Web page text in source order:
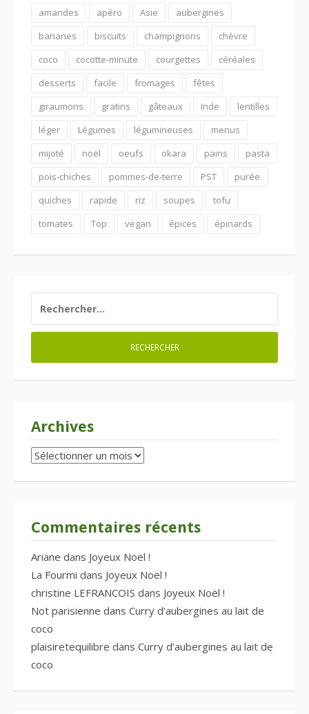
amandes apéro Asie
aubergines
bananes
biscuits champignons
chèvre
coco
cocotte-minute courgettes
céréales
desserts
facile fromages
fêtes
giraumons
gratins gâteaux Inde
lentilles
léger
Légumes légumineuses
menus
mijoté
noël oeufs okara pains
pasta
pois-chiches
pommes-de-terre PST
purée
quiches
rapide riz soupes
tofu
tomates
Top vegan épices épinards
Archives
Archives
Commentaires récents
Ariane dans Joyeux Noël !
La Fourmi dans Joyeux Noël !
christine LEFRANCOIS dans Joyeux Noël !
Not parisienne dans Curry d’aubergines au lait de
coco
plaisiretequilibre dans Curry d’aubergines au lait de
coco